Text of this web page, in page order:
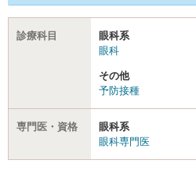
診療科目
眼科系
眼科
その他
予防接種
専門医・資格
眼科系
眼科専門医